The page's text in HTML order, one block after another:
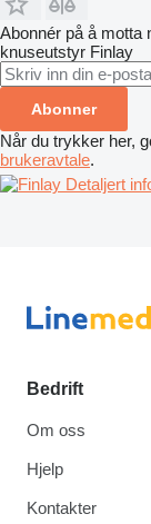
Abonnér på å motta
knuseutstyr Finlay
Abonner
Når du trykker her,
brukeravtale.
Detaljert
Bedrift
Om oss
Hjelp
Kontakter